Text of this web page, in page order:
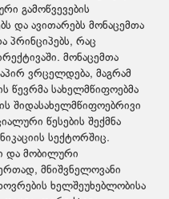
გამოწვევების
და ავითარებს მონაცემთა
პრინციპებს, რაც
მონაცემთა
ვრცელდება, მაგრამ
წევრმა სახელმწიფოებმა
შიდასახელმწიფოებრივი
წესების შექმნა
სექტორშიც.
და მობილური
მნიშვნელოვანი
ხელშეუხებლობისა